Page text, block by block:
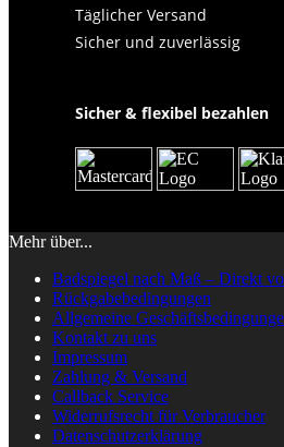
Täglicher Versand
Sicher und zuverlässig
Sicher & flexibel bezahlen
Mehr über...
Badspiegel nach Maß – Direkt
Rückgabebedingungen
Allgemeine
Kontakt zu uns
Impressum
Zahlung & Versand
Callback Service
Widerrufsrecht für Verbraucher
Datenschutzerklärung